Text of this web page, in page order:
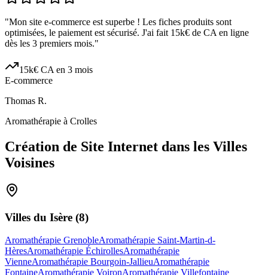
"Mon site e-commerce est superbe ! Les fiches produits sont
optimisées, le paiement est sécurisé. J'ai fait 15k€ de CA en ligne
dès les 3 premiers mois."
15k€ CA en 3 mois
E-commerce
Thomas R.
Aromathérapie à Crolles
Création de Site Internet dans les Villes
Voisines
Villes du Isère (8)
Aromathérapie GrenobleAromathérapie Saint-Martin-d-
HèresAromathérapie ÉchirollesAromathérapie
VienneAromathérapie Bourgoin-JallieuAromathérapie
FontaineAromathérapie VoironAromathérapie Villefontaine